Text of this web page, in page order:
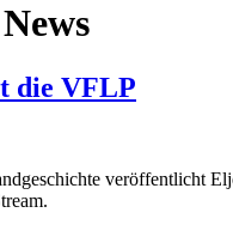
News
die VFLP
veröffentlicht